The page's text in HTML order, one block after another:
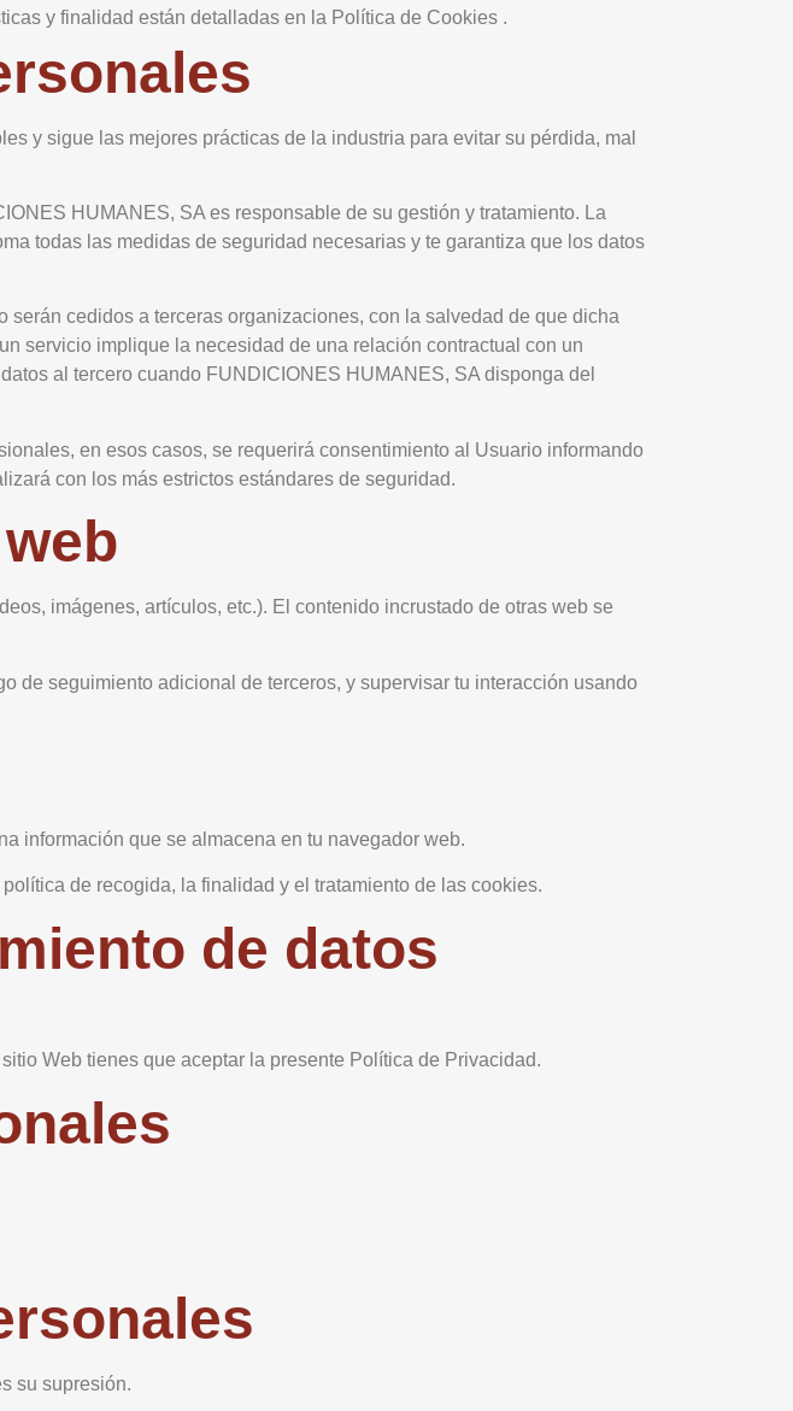
y finalidad están detalladas en la Política de Cookies .
y sigue las mejores prácticas de la industria para evitar su pérdida, mal
HUMANES, SA es responsable de su gestión y tratamiento. La
todas las medidas de seguridad necesarias y te garantiza que los datos
cedidos a terceras organizaciones, con la salvedad de que dicha
servicio implique la necesidad de una relación contractual con un
al tercero cuando FUNDICIONES HUMANES, SA disponga del
en esos casos, se requerirá consentimiento al Usuario informando
con los más estrictos estándares de seguridad.
imágenes, artículos, etc.). El contenido incrustado de otras web se
de seguimiento adicional de terceros, y supervisar tu interacción usando
información que se almacena en tu navegador web.
de recogida, la finalidad y el tratamiento de las cookies.
de datos
Web tienes que aceptar la presente Política de Privacidad.
su supresión.